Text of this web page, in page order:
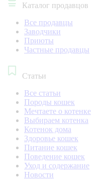
Каталог продавцов
Все продавцы
Заводчики
Приюты
Частные продавцы
Статьи
Все статьи
Породы кошек
Мечтаете о котенке
Выбираем котенка
Котенок дома
Здоровье кошек
Питание кошек
Поведение кошек
Уход и содержание
Новости